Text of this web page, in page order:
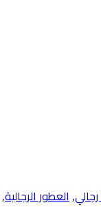
,العطور الرجالية,